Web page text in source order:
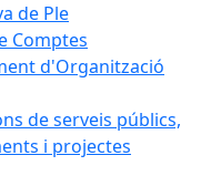
de Ple
Comptes
d'Organització
de serveis públics,
i projectes